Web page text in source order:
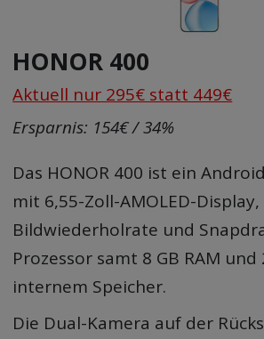
HONOR 400
Aktuell nur 295€ statt 449€
Ersparnis: 154€ / 34%
Das HONOR 400 ist ein
mit 6,55-Zoll-AMOLED-Display,
Bildwiederholrate und
Prozessor samt 8 GB RAM und
internem Speicher.
Die Dual-Kamera auf der